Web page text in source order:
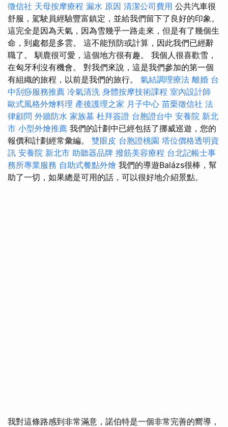
徵信社 天母按摩療程 漏水 原因 清潔公司費用 公共汽車很
舒服，駕駛員經驗豐富鎮定，並給我們留下了良好的印象。
這完全是因為天氣，因為雪幾乎一路走來，但是有了幾個生
命，到處都是多雲。 這不能預防或計算，因此我們已經辭
職了。 馴鹿很可愛，這個地方很有趣。 我個人很喜歡雪，
在匈牙利沒有機會。 對我們來說，這是我們參加的第一個
有組織的旅程，以前是我們的旅行。 氣結調理療法 離婚 台
中刮痧服務推薦 冷氣清洗 身體按摩技術課程 室內設計師
歐式風格外燴料理 產後護理之家 月子中心 苗栗徵信社 法
律顧問 外牆防水 家族墓 杜拜簽證 台胞證台中 安養院 新北
市 小型外燴推薦 我們的計劃中已經包括了挪威巡遊，您的
報價和計劃經常彙編。 雙眼皮 台胞證桃園 塔位價格透明資
訊 安養院 新北市 助聽器品牌 撥筋美容療程 台北記帳士事
務所專業服務 自助式餐點外燴 我們的導遊Balázs很棒，幫
助了一切，如果總是可用的話，可以很好地介紹景點。
我對這條路感到非常滿意，諾伯特是一個非常完善的嚮導，